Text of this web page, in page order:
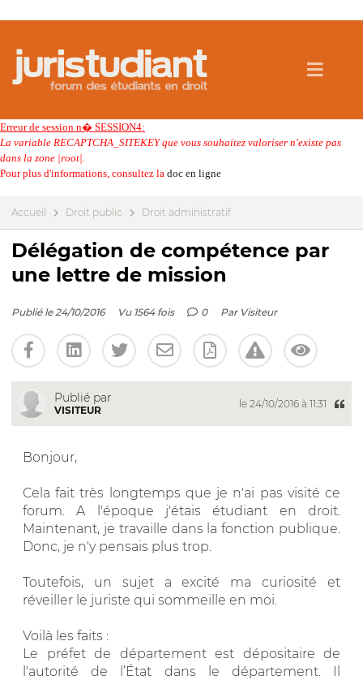
Erreur de session n� SESSION4:
La variable RECAPTCHA_SITEKEY que vous souhaitez valoriser n'existe pas
dans la zone |root|.
Pour plus d'informations, consultez la doc en ligne
Accueil Droit public Droit administratif
Délégation de compétence par
une lettre de mission
Publié le 24/10/2016 Vu 1564 fois 0 Par Visiteur
Publié par
VISITEUR
le 24/10/2016 à 11:31
Bonjour,
Cela fait très longtemps que je n'ai pas visité ce
forum. A l'époque j'étais étudiant en droit.
Maintenant, je travaille dans la fonction publique.
Donc, je n'y pensais plus trop.
Toutefois, un sujet a excité ma curiosité et
réveiller le juriste qui sommeille en moi.
Voilà les faits :
Le préfet de département est dépositaire de
l'autorité de l’État dans le département. Il